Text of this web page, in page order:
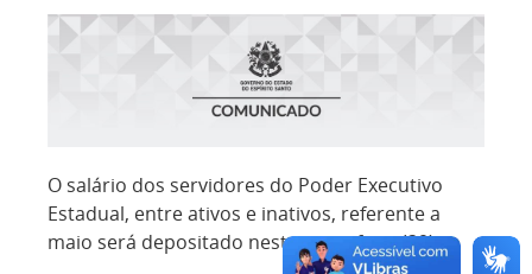
O salário dos servidores do Poder Executivo
Estadual, entre ativos e inativos, referente a
maio será depositado nesta sexta-feira (29).